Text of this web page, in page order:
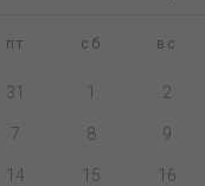
пт сб вс
31 1 2
7 8 9
14 15 16